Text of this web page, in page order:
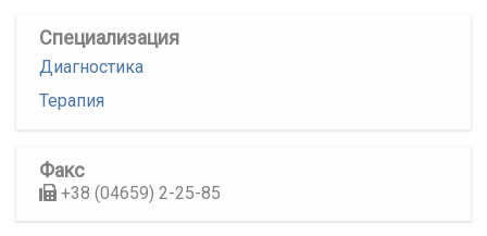
Специализация
Диагностика
Терапия
Факс
+38 (04659) 2-25-85